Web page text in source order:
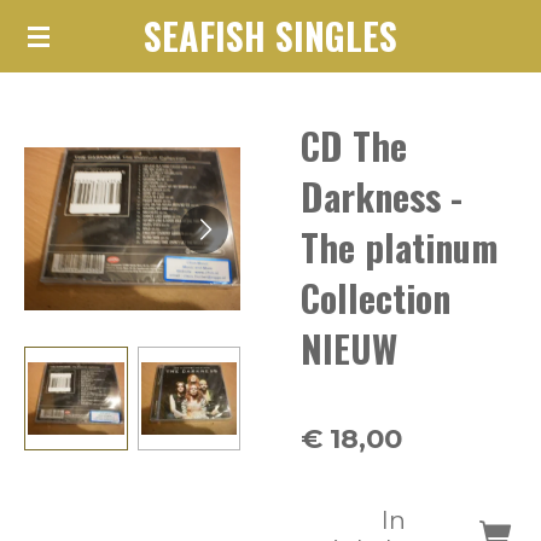
Ga
hoofdinhoud
SEAFISH SINGLES
CD The
Darkness -
The platinum
Collection
NIEUW
€ 18,00
In